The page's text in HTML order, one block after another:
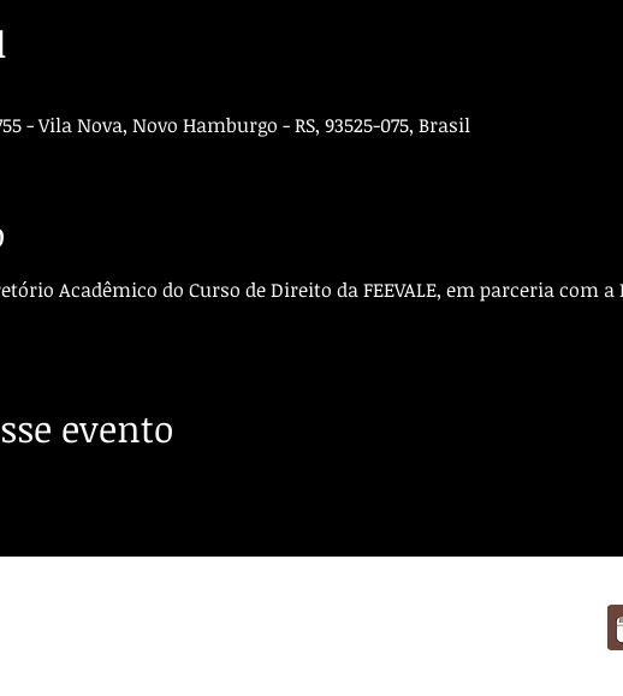
- Vila Nova, Novo Hamburgo - RS, 93525-075, Brasil
Acadêmico do Curso de Direito da FEEVALE, em parceria com a
evento